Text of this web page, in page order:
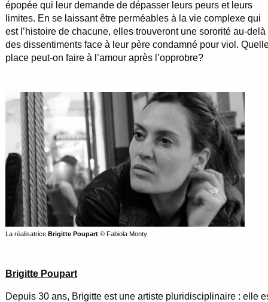
épopée qui leur demande de dépasser leurs peurs et leurs
limites. En se laissant être perméables à la vie complexe qui
est l’histoire de chacune, elles trouveront une sororité au-delà
des dissentiments face à leur père condamné pour viol.
place peut-on faire à l’amour après l’opprobre?
La réalisatrice Brigitte Poupart© Fabiola Monty
Brigitte Poupart
Depuis 30 ans, Brigitte est une artiste pluridisciplinaire : elle